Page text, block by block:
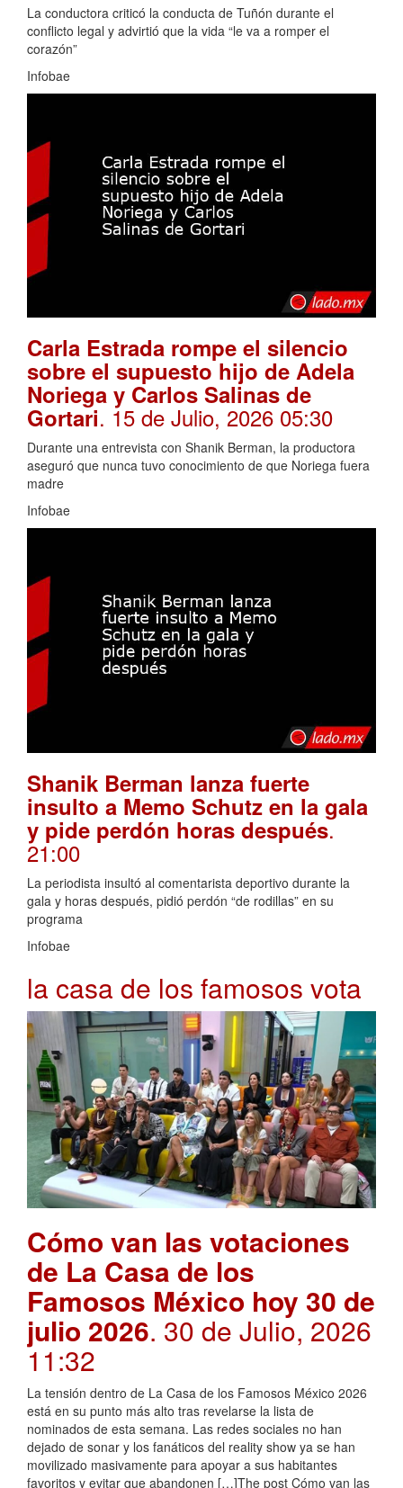
La conductora criticó la conducta de Tuñón durante el
conflicto legal y advirtió que la vida “le va a romper el
corazón”
Infobae
Carla Estrada rompe el silencio
sobre el supuesto hijo de Adela
Noriega y Carlos Salinas de
Gortari. 15 de Julio, 2026 05:30
Durante una entrevista con Shanik Berman, la productora
aseguró que nunca tuvo conocimiento de que Noriega fuera
madre
Infobae
Shanik Berman lanza fuerte
insulto a Memo Schutz en la gala
y pide perdón horas después.
21:00
La periodista insultó al comentarista deportivo durante la
gala y horas después, pidió perdón “de rodillas” en su
programa
Infobae
la casa de los famosos vota
Cómo van las votaciones
de La Casa de los
Famosos México hoy 30 de
julio 2026. 30 de Julio, 2026
11:32
La tensión dentro de La Casa de los Famosos México 2026
está en su punto más alto tras revelarse la lista de
nominados de esta semana. Las redes sociales no han
dejado de sonar y los fanáticos del reality show ya se han
movilizado masivamente para apoyar a sus habitantes
favoritos y evitar que abandonen […]The post Cómo van las